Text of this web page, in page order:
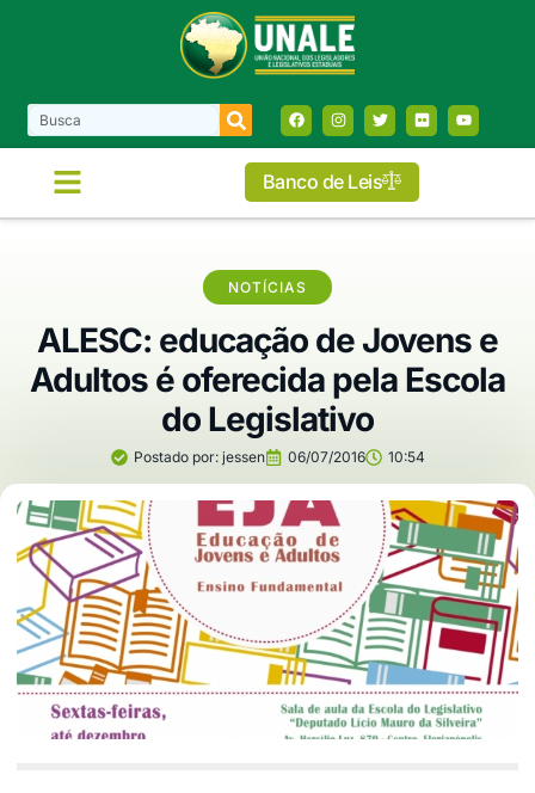
Banco de Leis
NOTÍCIAS
ALESC: educação de Jovens e
Adultos é oferecida pela Escola
do Legislativo
Postado por:jessen 06/07/2016 10:54